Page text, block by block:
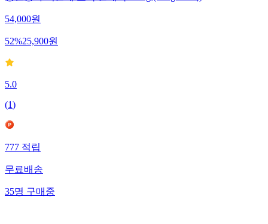
54,000원
52%25,900원
5.0
(1)
777적립
무료배송
35명구매중